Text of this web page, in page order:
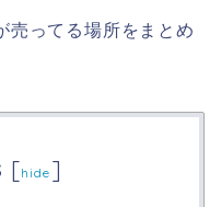
売ってる場所をまとめ
[hide ]